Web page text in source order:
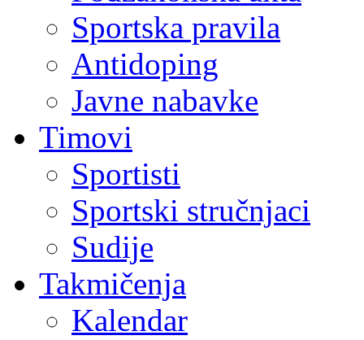
Sportska pravila
Antidoping
Javne nabavke
Timovi
Sportisti
Sportski stručnjaci
Sudije
Takmičenja
Kalendar